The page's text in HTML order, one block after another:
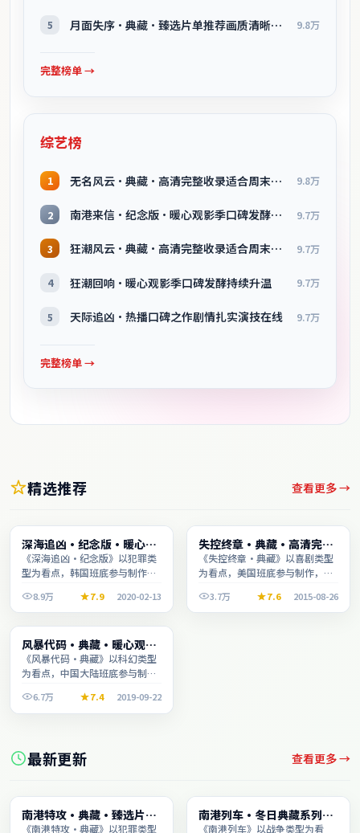
5 月面失序·典藏·臻选片单推荐画质清晰观看流畅 9.8万
完整榜单 →
综艺榜
1 无名风云·典藏·高清完整收录适合周末一口气刷完 9.8万
2 南港来信·纪念版·暖心观影季口碑发酵持续升温 9.7万
3 狂潮风云·典藏·高清完整收录适合周末一口气刷完 9.7万
4 狂潮回响·暖心观影季口碑发酵持续升温 9.7万
5 天际追凶·热播口碑之作剧情扎实演技在线 9.7万
完整榜单 →
精选推荐 查看更多 →
电视剧 2:08:47
深海追凶·纪念版·暖心观
影季口碑发酵持续升温
《深海追凶·纪念版》以犯罪类
型为看点，韩国班底参与制作，
时段观看。
8.9万 7.9 2020-02-13
动漫 2:40:10
失控终章·典藏·高清完整
收录适合周末一口气刷完
《失控终章·典藏》以喜剧类型
为看点，美国班底参与制作，叙
段观看。
3.7万 7.6 2015-08-26
综艺 1:51:11
风暴代码·典藏·暖心观影
季口碑发酵持续升温
《风暴代码·典藏》以科幻类型
为看点，中国大陆班底参与制
休闲时段观看。
6.7万 7.4 2019-09-22
最新更新 查看更多 →
综艺 2:38:08
南港特攻·典藏·臻选片单
推荐画质清晰观看流畅
《南港特攻·典藏》以犯罪类型
电影 2:15:12
南港列车·冬日典藏系列温
情叙事引人入胜
《南港列车》以战争类型为看